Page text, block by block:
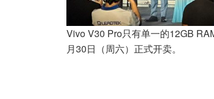
Vivo V30 Pro只有单一的12GB
月30日（周六）正式开卖。